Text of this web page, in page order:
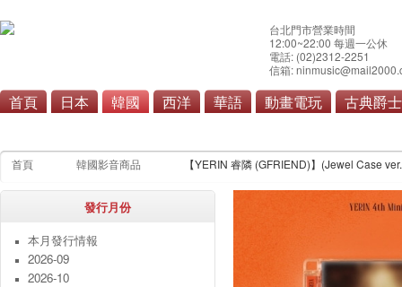
台北門市營業時間
12:00~22:00 每週一公休
電話: (02)2312-2251
信箱:
首頁 日本 韓國 西洋 華語 動畫電玩 古典爵士
首頁 韓國影音商品 【YERIN 睿隣 (GFRIEND)】(Jewel Case
發行月份
本月發行情報
2026-09
2026-10